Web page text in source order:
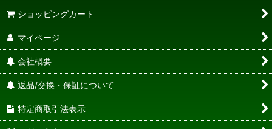
ショッピングカート
マイページ
会社概要
返品/交換・保証について
特定商取引法表示